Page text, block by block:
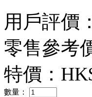
用戶評價
零售參考
特價：
數量：